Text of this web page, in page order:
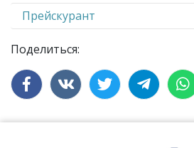
Прейскурант
Поделиться: